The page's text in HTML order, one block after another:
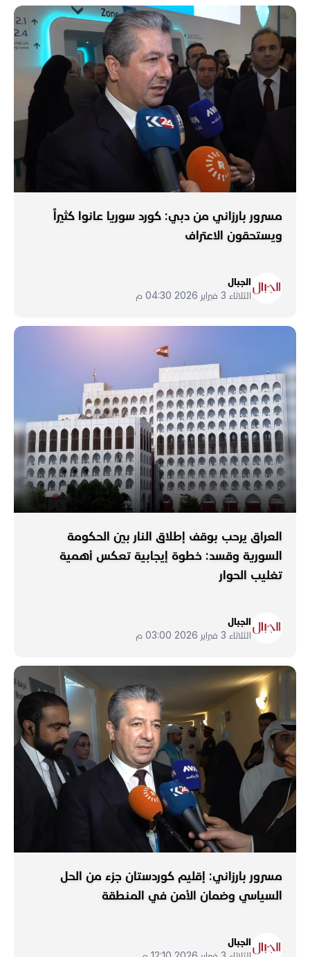
مسرور بارزاني من دبي: كورد سوريا عانوا كثيراً
ويستحقون الاعتراف
الجبال
الثلاثاء 3 فبراير 2026 04:30 م
العراق يرحب بوقف إطلاق النار بين الحكومة
السورية وقسد: خطوة إيجابية تعكس أهمية
تغليب الحوار
الجبال
الثلاثاء 3 فبراير 2026 03:00 م
مسرور بارزاني: إقليم كوردستان جزء من الحل
السياسي وضمان الأمن في المنطقة
الجبال